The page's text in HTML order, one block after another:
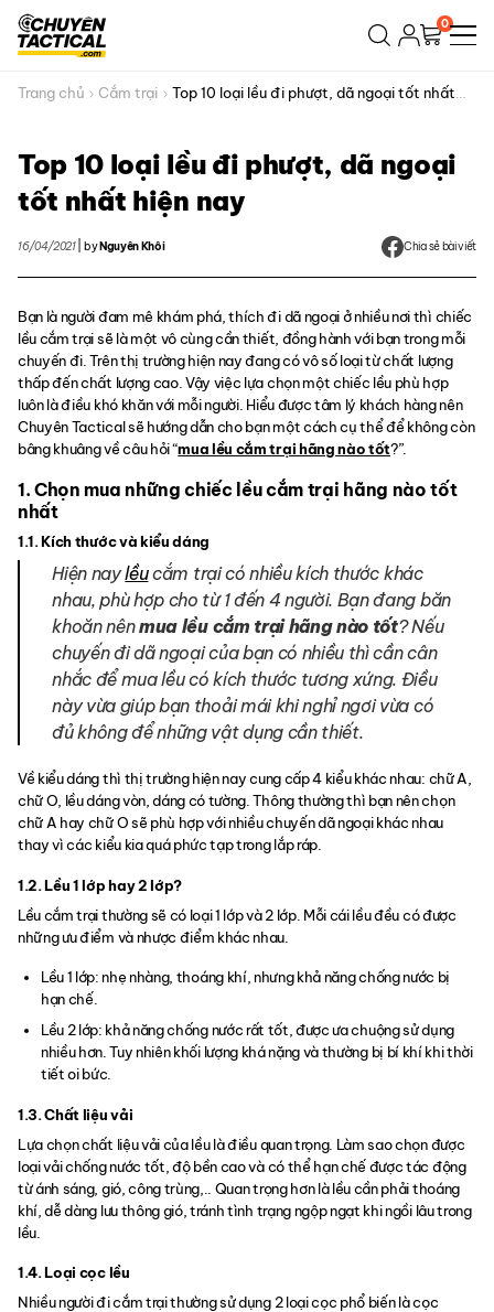
Bỏ
qua
dung
0
Trang chủ Cắm trại
Top 10 loại lều đi phượt, dã ngoại tốt nhất
Top 10 loại lều đi phượt, dã ngoại
tốt nhất hiện nay
16/04/2021| byNguyên Khôi Chia sẻ bài viết
Bạn là người đam mê khám phá, thích đi dã ngoại ở nhiều nơi thì chiếc
lều cắm trại sẽ là một vô cùng cần thiết, đồng hành với bạn trong mỗi
chuyến đi. Trên thị trường hiện nay đang có vô số loại từ chất lượng
thấp đến chất lượng cao. Vậy việc lựa chọn một chiếc lều phù hợp
luôn là điều khó khăn với mỗi người. Hiểu được tâm lý khách hàng nên
Chuyên Tactical sẽ hướng dẫn cho bạn một cách cụ thể để không còn
bâng khuâng về câu hỏi “mua lều cắm trại hãng nào tốt?”.
1. Chọn mua những chiếc lều cắm trại hãng nào tốt
nhất
1.1. Kích thước và kiểu dáng
Hiện naylềucắm trại có nhiều kích thước khác
nhau, phù hợp cho từ 1 đến 4 người. Bạn đang băn
khoăn nênmua lều cắm trại hãng nào tốt? Nếu
chuyến đi dã ngoại của bạn có nhiều thì cần cân
nhắc để mua lều có kích thước tương xứng. Điều
này vừa giúp bạn thoải mái khi nghỉ ngơi vừa có
đủ không để những vật dụng cần thiết.
Về kiểu dáng thì thị trường hiện nay cung cấp 4 kiểu khác nhau: chữ A,
chữ O, lều dáng vòn, dáng có tường. Thông thường thì bạn nên chọn
chữ A hay chữ O sẽ phù hợp với nhiều chuyến dã ngoại khác nhau
thay vì các kiểu kia quá phức tạp trong lắp ráp.
1.2. Lều 1 lớp hay 2 lớp?
Lều cắm trại thường sẽ có loại 1 lớp và 2 lớp. Mỗi cái lều đều có được
những ưu điểm và nhược điểm khác nhau.
Lều 1 lớp: nhẹ nhàng, thoáng khí, nhưng khả năng chống nước bị
hạn chế.
Lều 2 lớp: khả năng chống nước rất tốt, được ưa chuộng sử dụng
nhiều hơn. Tuy nhiên khối lượng khá nặng và thường bị bí khí khi thời
tiết oi bức.
1.3. Chất liệu vải
Lựa chọn chất liệu vải của lều là điều quan trọng. Làm sao chọn được
loại vải chống nước tốt, độ bền cao và có thể hạn chế được tác động
từ ánh sáng, gió, công trùng,.. Quan trọng hơn là lều cần phải thoáng
khí, dễ dàng lưu thông gió, tránh tình trạng ngộp ngạt khi ngồi lâu trong
lều.
1.4. Loại cọc lều
Nhiều người đi cắm trại thường sử dụng 2 loại cọc phổ biến là cọc